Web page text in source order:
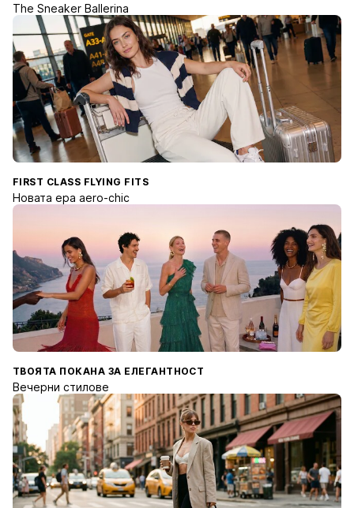
The Sneaker Ballerina
FIRST CLASS FLYING FITS
Новата ера aero-chic
ТВОЯТА ПОКАНА ЗА ЕЛЕГАНТНОСТ
Вечерни стилове